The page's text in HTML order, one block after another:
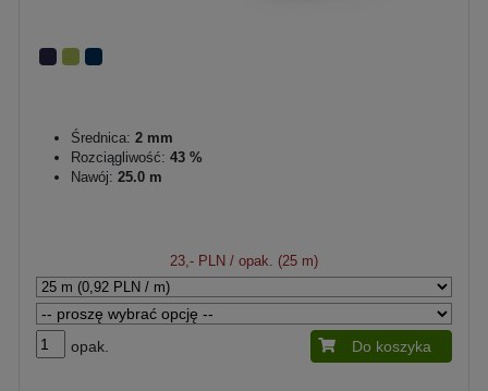
Średnica: 2 mm
Rozciągliwość: 43 %
Nawój: 25.0 m
23,- PLN / opak. (25 m)
opak. Do koszyka